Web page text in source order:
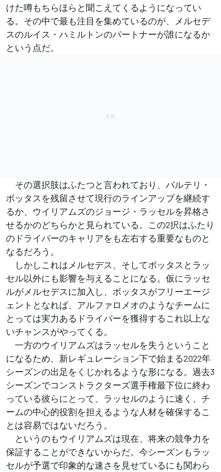
けた噂もちらほらと聞こえてくるようになってい
る。その中で最も注目を集めているのが、メルセデ
スのルイス・ハミルトンのパートナーが誰になるか
という点だ。
その選択肢はふたつと言われており、バルテリ・
ボッタスを残留させて現行のラインアップを継続す
るか、ウイリアムズのジョージ・ラッセルを昇格さ
せるかのどちらかと見られている。この2択はふたり
のドライバーのキャリアをも左右する重要なものと
なるだろう。
しかしこれはメルセデス、そしてボッタスとラッ
セル以外にも影響を与えることになる。仮にラッセ
ルがメルセデスに加入し、ボッタスがフリーエージ
ェントとなれば、アルファロメオのようなチームに
とっては実力あるドライバーを獲得するこれ以上な
いチャンスがやってくる。
一方のウイリアムズはラッセルを失うということ
になるため、新レギュレーション下で始まる2022年
シーズンの出足をくじかれるような形になる。過去3
シーズンでコンストラクターズ選手権最下位に終わ
っている彼らにとって、ラッセルのように速く、チ
ームの中心的役割を担えるような人材を確保するこ
とは容易ではないだろう。
というのもウイリアムズは現在、将来の競争力を
保証することができないからだ。今シーズンもラッ
セルが予選で印象的な速さを見せているにも関わら